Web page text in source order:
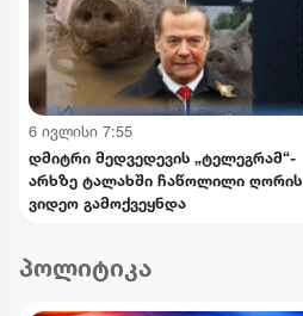
6 ივლისი 7:55
დმიტრი მედვედევის „ტელეგრამ“-
არხზე ტალახში ჩაწოლილი ღორის
ვიდეო გამოქვეყნდა
პოლიტიკა